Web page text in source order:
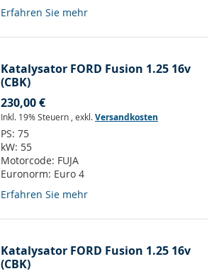
Erfahren Sie mehr
Katalysator FORD Fusion 1.25 16v
(CBK)
230,00 €
Inkl. 19% Steuern , exkl.Versandkosten
PS: 75
kW: 55
Motorcode: FUJA
Euronorm: Euro 4
Erfahren Sie mehr
Katalysator FORD Fusion 1.25 16v
(CBK)